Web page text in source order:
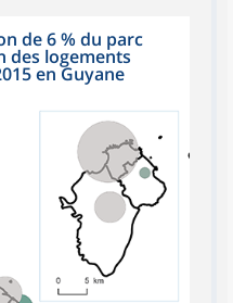
de 6 % du parc
des logements
en Guyane